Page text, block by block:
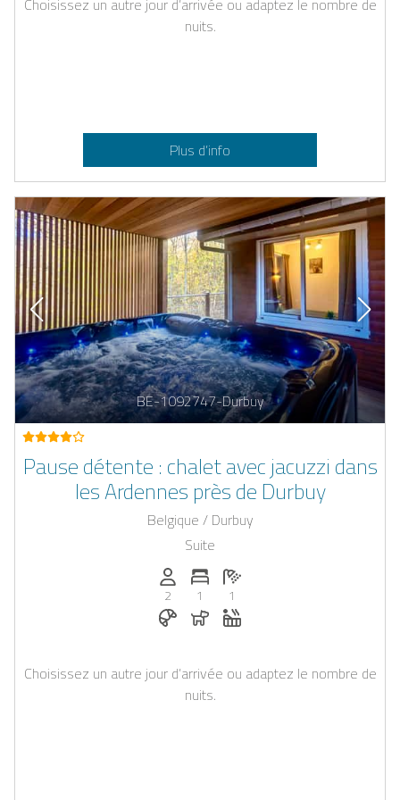
nuits.
Plus d’info
BE-1092747-Durbuy
Pause détente : chalet avec jacuzzi dans
les Ardennes près de Durbuy
Belgique / Durbuy
Suite
Personnes (max): 2
2
Nombre de chambres: 1
1
Nombre de salles de bain: 1
1
Petit-déjeuner réservable chez
Chiens autorisés
Choisissez un autre jour d’arrivée ou adaptez le nombre de
nuits.